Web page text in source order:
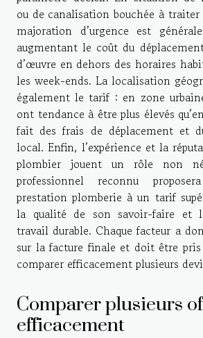
ou de canalisation bouchée à
majoration d’urgence est
augmentant le coût du
d’œuvre en dehors des horaires
les week-ends. La localisation
également le tarif : en zone
ont tendance à être plus élevés
fait des frais de déplacement et
local. Enfin, l’expérience et la
plombier jouent un rôle non
professionnel reconnu
prestation plomberie à un tarif
la qualité de son savoir-faire et
travail durable. Chaque facteur a
sur la facture finale et doit être
comparer efficacement plusieurs
Comparer plusieurs
efficacement